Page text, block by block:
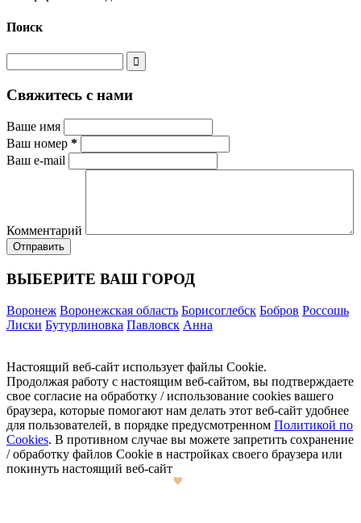
Поиск
Свяжитесь с нами
Ваше имя
Ваш номер *
Ваш e-mail
Комментарий
ВЫБЕРИТЕ ВАШ ГОРОД
Воронеж Воронежская область Борисоглебск Бобров Россошь
Лиски Бутурлиновка Павловск Анна
Настоящий веб-сайт использует файлы Cookie.
Продолжая работу с настоящим веб-сайтом, вы подтверждаете
свое согласие на обработку / использование cookies вашего
браузера, которые помогают нам делать этот веб-сайт удобнее
для пользователей, в порядке предусмотренном Политикой по
Cookies. В противном случае вы можете запретить сохранение
/ обработку файлов Cookie в настройках своего браузера или
покинуть настоящий веб-сайт